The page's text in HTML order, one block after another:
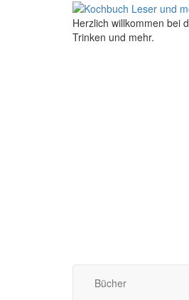
Herzlich willkommen bei
Trinken und mehr.
Bücher